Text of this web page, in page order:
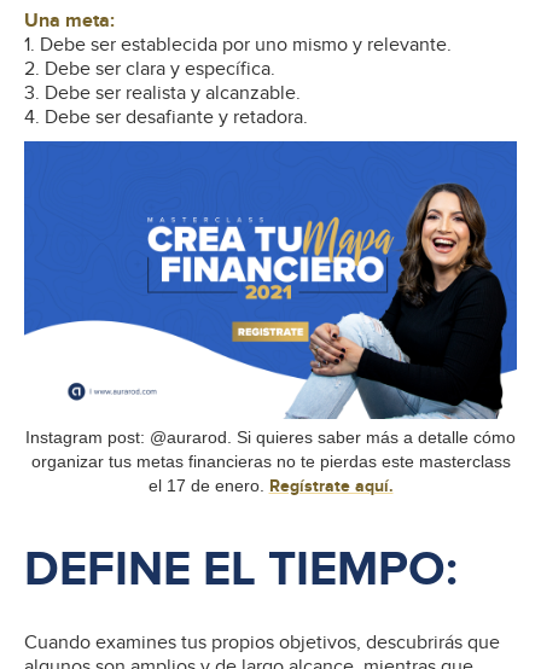
Una meta:
1. Debe ser establecida por uno mismo y relevante.
2. Debe ser clara y específica.
3. Debe ser realista y alcanzable.
4. Debe ser desafiante y retadora.
Instagram post: @aurarod. Si quieres saber más a detalle cómo
organizar tus metas financieras no te pierdas este masterclass
el 17 de enero. Regístrate aquí.
DEFINE EL TIEMPO:
Cuando examines tus propios objetivos, descubrirás que